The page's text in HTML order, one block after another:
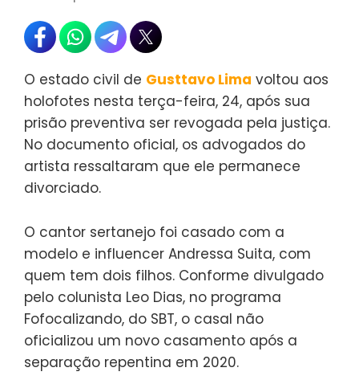
O estado civil de Gusttavo Lima voltou aos
holofotes nesta terça-feira, 24, após sua
prisão preventiva ser revogada pela justiça.
No documento oficial, os advogados do
artista ressaltaram que ele permanece
divorciado.
O cantor sertanejo foi casado com a
modelo e influencer Andressa Suita, com
quem tem dois filhos. Conforme divulgado
pelo colunista Leo Dias, no programa
Fofocalizando, do SBT, o casal não
oficializou um novo casamento após a
separação repentina em 2020.